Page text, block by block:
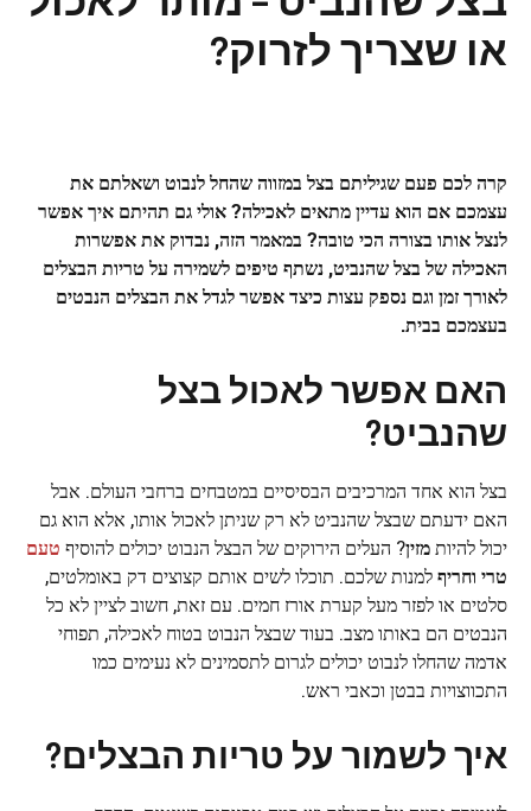
או שצריך לזרוק?
קרה לכם פעם שגיליתם בצל במזווה שהחל לנבוט ושאלתם את
עצמכם אם הוא עדיין מתאים לאכילה? אולי גם תהיתם איך אפשר
לנצל אותו בצורה הכי טובה? במאמר הזה, נבדוק את אפשרות
האכילה של בצל שהנביט, נשתף טיפים לשמירה על טריות הבצלים
לאורך זמן וגם נספק עצות כיצד אפשר לגדל את הבצלים הנבטים
בעצמכם בבית.
האם אפשר לאכול בצל
שהנביט?
בצל הוא אחד המרכיבים הבסיסיים במטבחים ברחבי העולם. אבל
האם ידעתם שבצל שהנביט לא רק שניתן לאכול אותו, אלא הוא גם
יכול להיותמזין? העלים הירוקים של הבצל הנבוט יכולים להוסיף טעם
טרי וחריףלמנות שלכם. תוכלו לשים אותם קצוצים דק באומלטים,
סלטים או לפזר מעל קערת אורז חמים. עם זאת, חשוב לציין לא כל
הנבטים הם באותו מצב. בעוד שבצל הנבוט בטוח לאכילה, תפוחי
אדמה שהחלו לנבוט יכולים לגרום לתסמינים לא נעימים כמו
התכווצויות בבטן וכאבי ראש.
איך לשמור על טריות הבצלים?